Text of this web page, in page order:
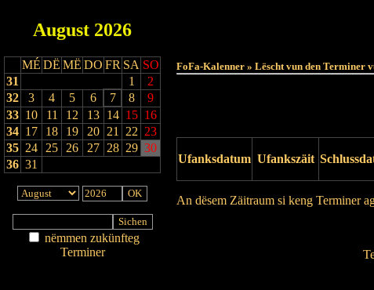
August 2026
MÉ DË MË DO FR SA SO
31
1
2
32
3 4 5 6 7 8
9
33 10 11 12 13 14 15 16
34 17 18 19 20 21 22 23
35 24 25 26 27 28 29 30
36 31
nëmmen zukünfteg
Terminer
FoFa-Kalenner » Lëscht vun den Terminer
Ufanksdatum Ufankszäit
An dësem Zäitraum si keng Terminer